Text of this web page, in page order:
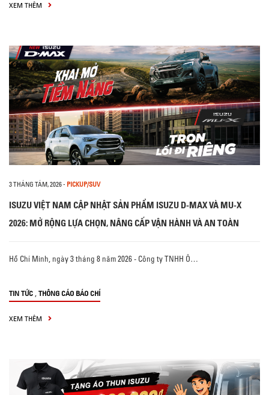
XEM THÊM
3 THÁNG TÁM, 2026- PICKUP/SUV
ISUZU VIỆT NAM CẬP NHẬT SẢN PHẨM ISUZU D-MAX VÀ MU-X
2026: MỞ RỘNG LỰA CHỌN, NÂNG CẤP VẬN HÀNH VÀ AN TOÀN
Hồ Chí Minh, ngày 3 tháng 8 năm 2026 - Công ty TNHH Ô…
TIN TỨC , THÔNG CÁO BÁO CHÍ
XEM THÊM